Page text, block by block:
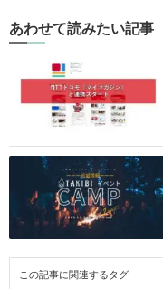
あわせて読みたい記事
この記事に関連するタグ